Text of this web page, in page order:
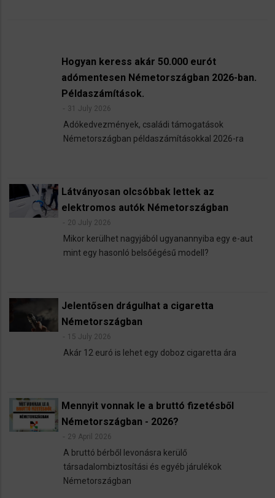
Hogyan keress akár 50.000 eurót
adómentesen Németországban 2026-ban.
Példaszámítások.
31 July 2026
Adókedvezmények, családi támogatások
Németországban példaszámításokkal 2026-ra
Látványosan olcsóbbak lettek az
elektromos autók Németországban
20 July 2026
Mikor kerülhet nagyjából ugyanannyiba egy e-aut
mint egy hasonló belsőégésű modell?
Jelentősen drágulhat a cigaretta
Németországban
15 July 2026
Akár 12 euró is lehet egy doboz cigaretta ára
Mennyit vonnak le a bruttó fizetésből
Németországban - 2026?
29 April 2026
A bruttó bérből levonásra kerülő
társadalombiztosítási és egyéb járulékok
Németországban